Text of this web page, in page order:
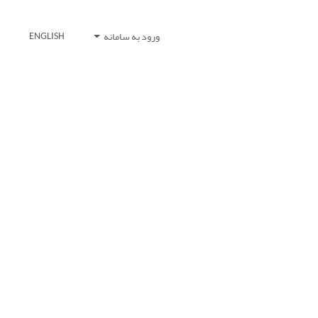
ورود به سامانه ENGLISH